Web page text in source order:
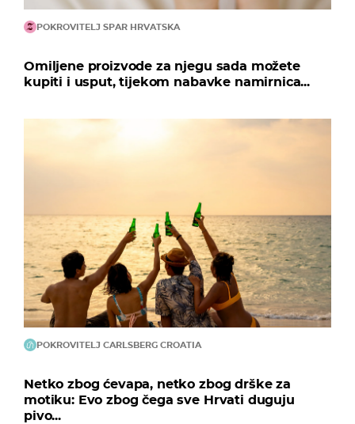
POKROVITELJ SPAR HRVATSKA
Omiljene proizvode za njegu sada možete
kupiti i usput, tijekom nabavke namirnica...
POKROVITELJ CARLSBERG CROATIA
Netko zbog ćevapa, netko zbog drške za
motiku: Evo zbog čega sve Hrvati duguju
pivo...